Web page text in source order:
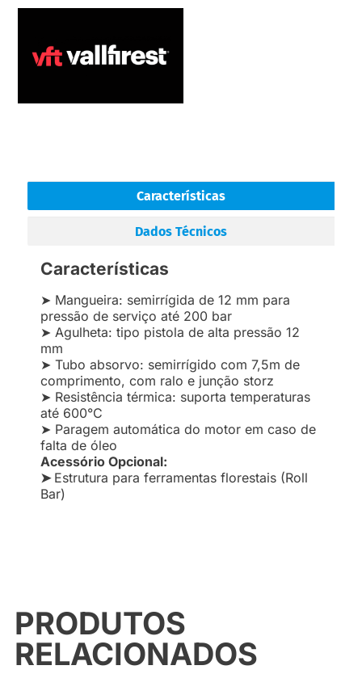
Características
Dados Técnicos
Características
➤ Mangueira: semirrígida de 12 mm para
pressão de serviço até 200 bar
➤ Agulheta: tipo pistola de alta pressão 12
mm
➤ Tubo absorvo: semirrígido com 7,5m de
comprimento, com ralo e junção storz
➤ Resistência térmica: suporta temperaturas
até 600°C
➤ Paragem automática do motor em caso de
falta de óleo
Acessório Opcional:
➤ Estrutura para ferramentas florestais (Roll
Bar)
PRODUTOS
RELACIONADOS